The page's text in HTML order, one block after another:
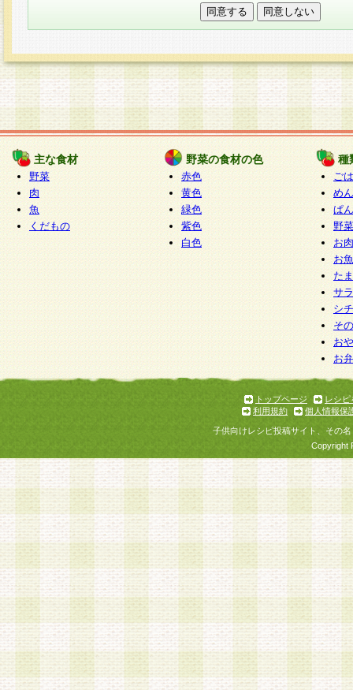
○個人情報の第三者提供について
力いただく個人情報は第三者に提供しません。
○個人情報の委託について
個人情報の取り扱いを外部に委託する場合は、
情報管理基準を満たす企業を選定して委託を行
が行われるよう監督します。
○開示対象個人情報の開示等および問い合わせ窓口
本人からの求めにより、当社が本件により取得
報の利用目的の通知・開示・内容の訂正・追加
停止・消去及び第三者への提供の禁止（以下、
といいます。）に応じます。
開示等に応じる窓口は以下になります。
ぱくすく食堂個人情報お客様相談窓口 paku-
m
個人情報を与えることは任意ですが、個人情報
意をいただけない場合には、当社のサービスの
お問い合わせ・ご相談への対応ができない場合
主な食材
野菜
肉
魚
くだもの
野菜の食材の色
赤色
黄色
緑色
紫色
白色
種
ご
めん
ぱん
野
お
お
た
サ
シ
そ
お
お
トップページ
レシピ
利用規約
個人情報保
子供向けレシピ投稿サイト、その
Copyright